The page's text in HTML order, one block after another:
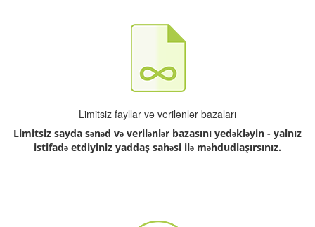
Limitsiz fayllar və verilənlər bazaları
Limitsiz sayda sənəd və verilənlər bazasını yedəkləyin - yalnız
istifadə etdiyiniz yaddaş sahəsi ilə məhdudlaşırsınız.